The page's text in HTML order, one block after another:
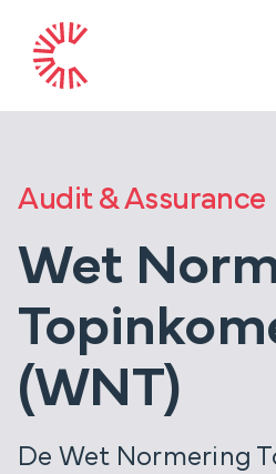
naar
Audit & Assurance
Wet
(WNT)
De Wet Normering